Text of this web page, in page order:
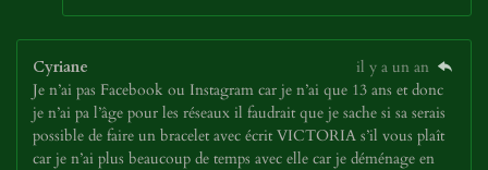
Cyriane
il y a un an
Je n’ai pas Facebook ou Instagram car je n’ai que 13 ans et donc
je n’ai pa l’âge pour les réseaux il faudrait que je sache si sa serais
possible de faire un bracelet avec écrit VICTORIA s’il vous plaît
car je n’ai plus beaucoup de temps avec elle car je déménage en